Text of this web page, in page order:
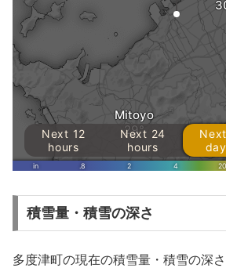
積雪量・積雪の深さ
多度津町の現在の積雪量・積雪の深さ